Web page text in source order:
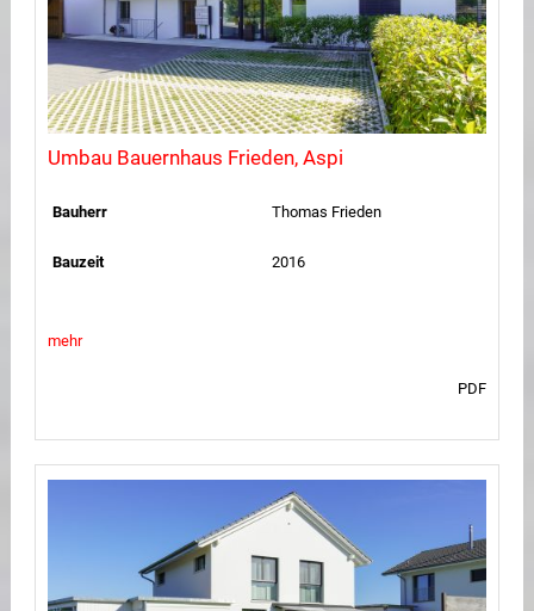
Umbau Bauernhaus Frieden, Aspi
Bauherr Thomas Frieden
Bauzeit 2016
mehr
PDF